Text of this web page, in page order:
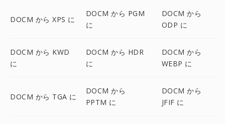
DOCM から XPS に
DOCM から PGM
に
DOCM から
ODP に
DOCM から KWD
に
DOCM から HDR
に
DOCM から
WEBP に
DOCM から TGA に
DOCM から
PPTM に
DOCM から
JFIF に